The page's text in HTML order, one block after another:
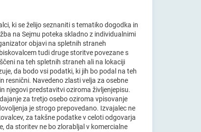
ki se želijo seznaniti s tematiko dogodka in
na Sejmu poteka skladno z individualnimi
objavi na spletnih straneh
tudi druge storitve povezane s
na teh spletnih straneh ali na lokaciji
da bodo vsi podatki, ki jih bo podal na teh
resnični. Navedeno zlasti velja za osebne
njegovi predstavitvi oziroma življenjepisu.
za tretjo osebo oziroma vpisovanje
je strogo prepovedano. Izvajalec ne
za takšne podatke v celoti odgovarja
da storitev ne bo zlorabljal v komercialne